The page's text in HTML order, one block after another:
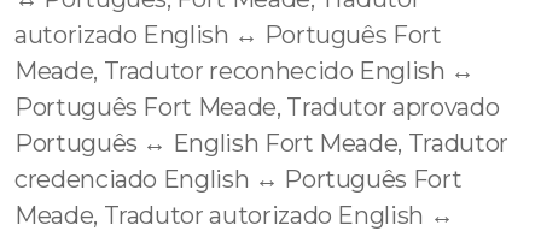
autorizado English ↔️ Português Fort
Meade, Tradutor reconhecido English ↔️
Português Fort Meade, Tradutor aprovado
Português ↔️ English Fort Meade, Tradutor
credenciado English ↔️ Português Fort
Meade, Tradutor autorizado English ↔️